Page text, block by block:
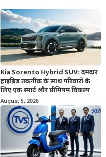
Kia Sorento Hybrid SUV: दमदार
हाइब्रिड तकनीक के साथ परिवारों के
लिए एक स्मार्ट और प्रीमियम विकल्प
August 5, 2026